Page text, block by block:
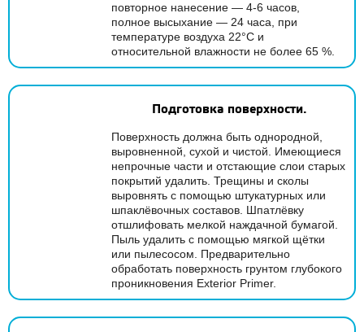
повторное нанесение — 4-6 часов,
полное высыхание — 24 часа, при
температуре воздуха 22°С и
относительной влажности не более 65 %.
Подготовка поверхности.
Поверхность должна быть однородной,
выровненной, сухой и чистой. Имеющиеся
непрочные части и отстающие слои старых
покрытий удалить. Трещины и сколы
выровнять с помощью штукатурных или
шпаклёвочных составов. Шпатлёвку
отшлифовать мелкой наждачной бумагой.
Пыль удалить с помощью мягкой щётки
или пылесосом. Предварительно
обработать поверхность грунтом глубокого
проникновения Exterior Primer.